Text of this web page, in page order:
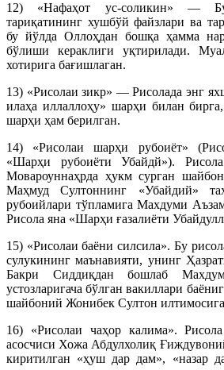
12) «Нафаҳот ус-соликин» —
тариқатининг хушбўй файзлари ва
бу йўлда Оллоҳдан бошқа ҳамма
бўлиши кераклиги уқтирилади.
хотирига бағишлаган.
13) «Рисолаи зикр» — Рисолада энг
илаҳа иллаллоҳу» шарҳи билан
шарҳи ҳам берилган.
14) «Рисолаи шарҳи рубоиёт»
«Шарҳи рубоиёти Убайдй»).
Мовароуннаҳрда ҳукм сурган
Маҳмуд Султоннинг «Убайдий»
рубоийлари тўпламига Махдуми
Рисола яна «Шарҳи ғазалиёти
15) «Рисолаи баёни силсила». Бу
сулукининг маънавияти, унинг
Бакри Сиддиқдан бошлаб
устозларигача бўлган вакиллари
шайбоний Жонибек Султон илтимосига
16) «Рисолаи чаҳор калима».
асосчиси Хожа Абдулхолиқ
киритилган «ҳуш дар дам», «назар